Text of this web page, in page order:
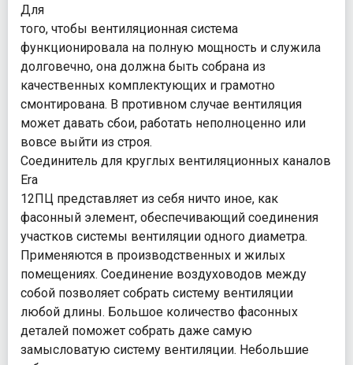
Для
того, чтобы вентиляционная система
функционировала на полную мощность и служила
долговечно, она должна быть собрана из
качественных комплектующих и грамотно
смонтирована. В противном случае вентиляция
может давать сбои, работать неполноценно или
вовсе выйти из строя.
Соединитель для круглых вентиляционных каналов
Era
12ПЦ представляет из себя ничто иное, как
фасонный элемент, обеспечивающий соединения
участков системы вентиляции одного диаметра.
Применяются в производственных и жилых
помещениях. Соединение воздуховодов между
собой позволяет собрать систему вентиляции
любой длины. Большое количество фасонных
деталей поможет собрать даже самую
замысловатую систему вентиляции. Небольшие